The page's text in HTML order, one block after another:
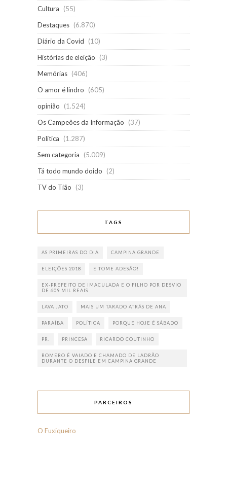
Cultura
(55)
Destaques (6.870)
Diário da Covid
(10)
Histórias de eleição
(3)
Memórias (406)
O amor é lindro
(605)
opinião
(1.524)
Os Campeões da Informação
(37)
Política
(1.287)
Sem categoria
(5.009)
Tá todo mundo doido
(2)
TV do Tião
(3)
TAGS
AS PRIMEIRAS DO DIA CAMPINA GRANDE
ELEIÇÕES 2018 E TOME ADESÃO!
EX-PREFEITO DE IMACULADA E O FILHO POR DESVIO
DE 609 MIL REAIS
LAVA JATO MAIS UM TARADO ATRÁS DE ANA
PARAÍBA POLÍTICA PORQUE HOJE É SÁBADO
PR. PRINCESA RICARDO COUTINHO
ROMERO É VAIADO E CHAMADO DE LADRÃO
DURANTE O DESFILE EM CAMPINA GRANDE
PARCEIROS
O Fuxiqueiro